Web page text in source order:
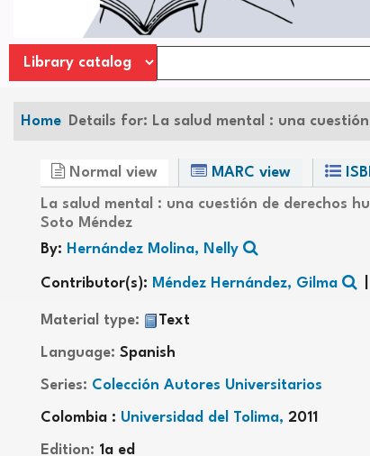
Home Details for: La salud mental : una
Normal view MARC view
La salud mental : una cuestión de derechos
Soto Méndez
By: Hernández Molina, Nelly
Contributor(s): Méndez Hernández, Gilma
Material type: Text
Language: Spanish
Series: Colección Autores Universitarios
Colombia : Universidad del Tolima, 2011
Edition: 1a ed